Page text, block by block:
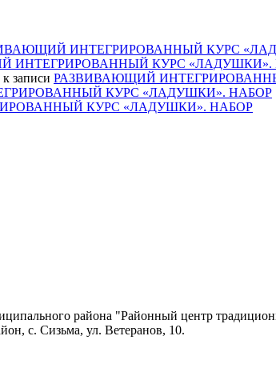
ИНТЕГРИРОВАННЫЙ КУРС
ИНТЕГРИРОВАННЫЙ КУРС «ЛАДУШКИ».
к записи РАЗВИВАЮЩИЙ
КУРС «ЛАДУШКИ». НАБОР
КУРС «ЛАДУШКИ». НАБОР
района "Районный центр
с. Сизьма, ул. Ветеранов, 10.